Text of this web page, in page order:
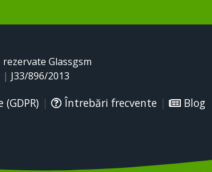
Glassgsm
| J33/896/2013
| Întrebări frecvente | Blog